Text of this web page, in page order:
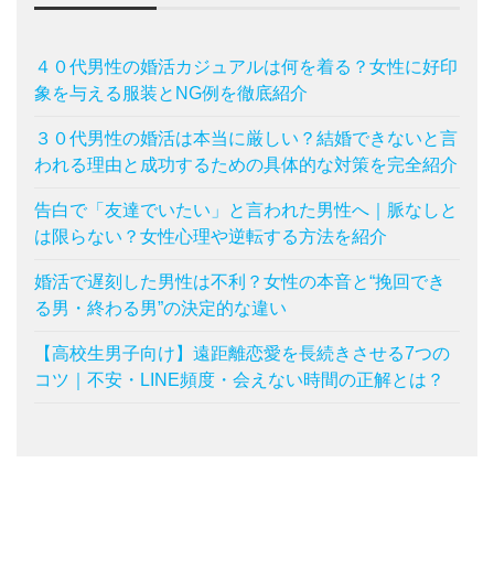
４０代男性の婚活カジュアルは何を着る？女性に好印
象を与える服装とNG例を徹底紹介
３０代男性の婚活は本当に厳しい？結婚できないと言
われる理由と成功するための具体的な対策を完全紹介
告白で「友達でいたい」と言われた男性へ｜脈なしと
は限らない？女性心理や逆転する方法を紹介
婚活で遅刻した男性は不利？女性の本音と“挽回でき
る男・終わる男”の決定的な違い
【高校生男子向け】遠距離恋愛を長続きさせる7つの
コツ｜不安・LINE頻度・会えない時間の正解とは？